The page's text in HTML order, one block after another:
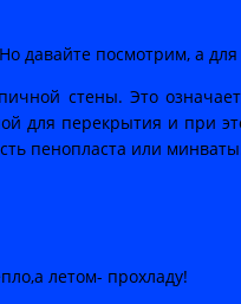
давайте посмотрим, а
стены. Это
для перекрытия и при
пенопласта или
летом- прохладу!